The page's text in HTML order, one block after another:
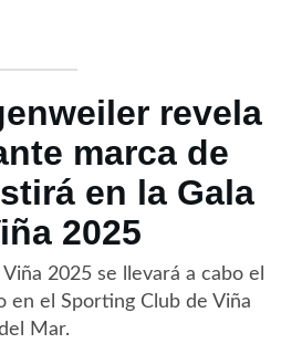
revela
marca de
en la Gala
2025
2025 se llevará a cabo el
en el Sporting Club de Viña
Mar.